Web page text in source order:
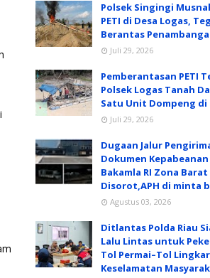
Polsek Singingi
PETI di Desa Logas,
Berantas
Juli 29, 2026
Pemberantasan PETI
Polsek Logas Tanah
Satu Unit Dompeng
Juli 29, 2026
Dugaan Jalur
Dokumen
Bakamla RI Zona
Disorot,APH di minta
Agustus 03, 2026
Ditlantas Polda Riau
Lalu Lintas untuk
Tol Permai–Tol
Keselamatan